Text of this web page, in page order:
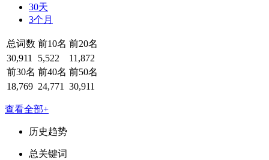
30天
3个月
总词数 前10名 前20名
30,911
5,522
11,872
前30名 前40名 前50名
18,769 24,771 30,911
查看全部+
历史趋势
总关键词